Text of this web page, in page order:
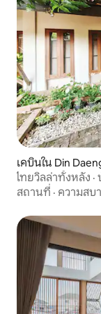
เคบินใน Din
ไทยวิลล่าทั้งหลัง
สถานที่ · ความสบ